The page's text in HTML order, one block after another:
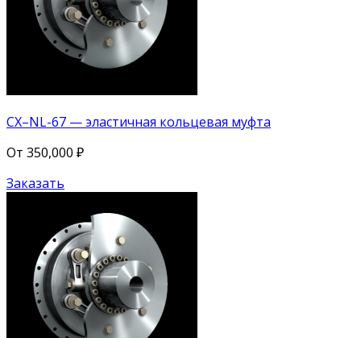
CX–NL-67 — эластичная кольцевая муфта
От 350,000 ₽
Заказать